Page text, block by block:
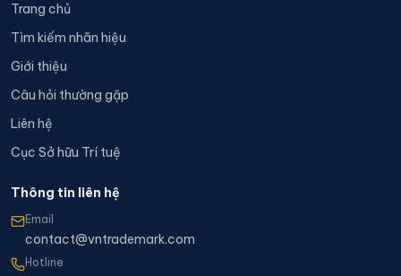
Trang chủ
Tìm kiếm nhãn hiệu
Giới thiệu
Câu hỏi thường gặp
Liên hệ
Cục Sở hữu Trí tuệ
Thông tin liên hệ
Email
contact@vntrademark.com
Hotline